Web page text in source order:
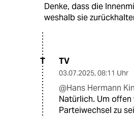
Denke, dass die
weshalb sie
T TV
03.07.2025, 08:11 Uhr
@Hans Hermann
Natürlich. Um offen
Parteiwechsel zu